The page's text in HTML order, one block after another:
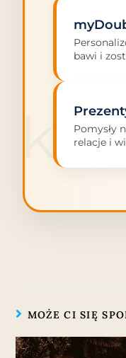
bawi i
Pomysły
relacje i
MOŻE CI SIĘ